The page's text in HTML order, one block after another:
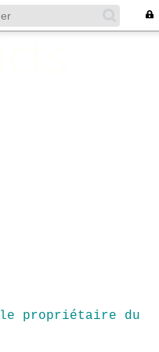
propriétaire du